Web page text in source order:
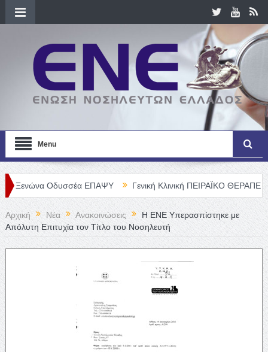
Menu
Οδυσσέα ΕΠΑΨΥ Γενική Κλινική ΠΕΙΡΑΪΚΟ ΘΕΡΑΠΕΥΤΗΡΙΟ Α.
Αρχική Νέα Ανακοινώσεις
Η ΕΝΕ Υπερασπίστηκε με
Απόλυτη Επιτυχία τον Τίτλο του Νοσηλευτή